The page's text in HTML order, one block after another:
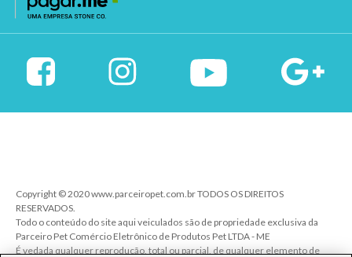
Copyright © 2020 www.parceiropet.com.br TODOS OS DIREITOS
RESERVADOS.
Todo o conteúdo do site aqui veiculados são de propriedade exclusiva da
Parceiro Pet Comércio Eletrônico de Produtos Pet LTDA - ME
É vedada qualquer reprodução, total ou parcial, de qualquer elemento de